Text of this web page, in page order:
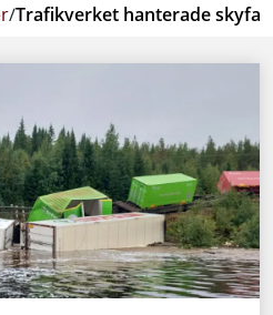
/Trafikverket hanterade